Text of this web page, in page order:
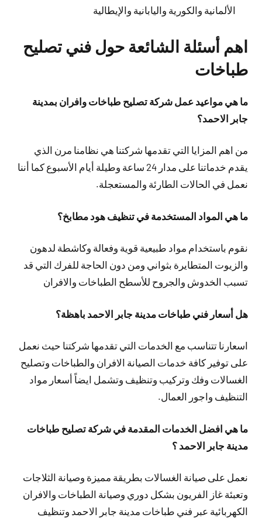
الألمانية والكورية واليابانية والإيطالية
اهم أسئلة الشائعة حول فني تصليح
طباخات
ما هي مواعيد عمل شركة تصليح طباخات وافران بمدينة
جابر الاحمد؟
من اهم المزايا التي تقدمها شركتنا هي نظامنا مرن الذي
يقدم خدماتنا على مدار 24 ساعة وطيلة أيام الأسبوع كما أننا
نعمل في الحالات الطارئة والمستعجلة.
ما هي المواد المستخدمة في تنظيف هود مطابخ؟
نقوم باستخدام مواد طبيعية قوية وفعالة وكاشطة لدهون
والزيوت المتطايرة بثواني ومن دون الحاجة للفرك التي قد
تسبب الخدوش والجروح للأسطح الطباخات والافران
هل أسعار فني طباخات مدينة جابر الاحمد باهظة؟
اسعارنا تتناسب مع الخدمات التي تقدمها شركتنا حيث نعمل
على توفير كافة خدمات الصيانة الافران والطباخات وتصليح
الغسالات وفك وتركيب وتنظيف وتشمل ايضاً أسعار مواد
التنظيف واجور العمال.
ما هي افضل الخدمات المقدمة في شركة تصليح طباخات
مدينة جابر الاحمد ؟
نعمل على صيانة الغسالات بطريقة مميزة وصيانة الثلاجات
وتعبئة غاز الفريون بشكل دوري وصيانة الطباخات والافران
الكهربائية عبر فني طباخات مدينة جابر الاحمد وتنظيف